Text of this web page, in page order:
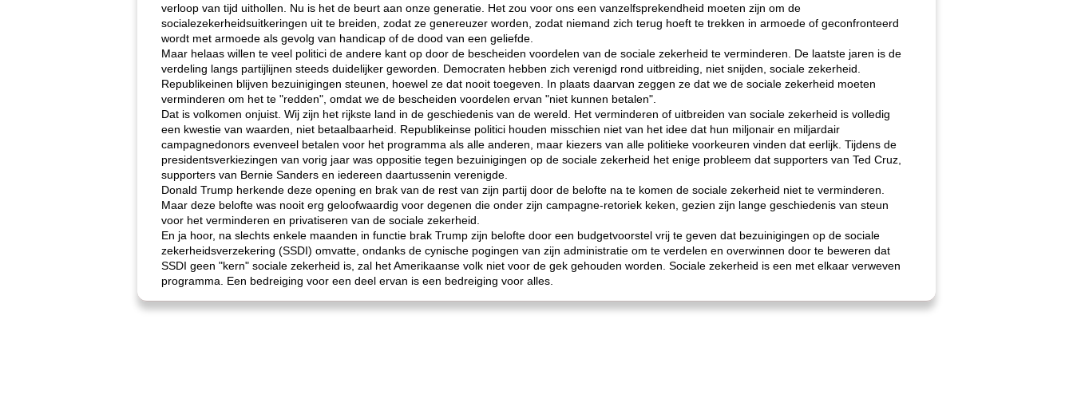
verloop van tijd uithollen. Nu is het de beurt aan onze generatie. Het zou voor ons een vanzelfsprekendheid moeten zijn om de
socialezekerheidsuitkeringen uit te breiden, zodat ze genereuzer worden, zodat niemand zich terug hoeft te trekken in armoede of geconfronteerd
wordt met armoede als gevolg van handicap of de dood van een geliefde.
Maar helaas willen te veel politici de andere kant op door de bescheiden voordelen van de sociale zekerheid te verminderen. De laatste jaren is de
verdeling langs partijlijnen steeds duidelijker geworden. Democraten hebben zich verenigd rond uitbreiding, niet snijden, sociale zekerheid.
Republikeinen blijven bezuinigingen steunen, hoewel ze dat nooit toegeven. In plaats daarvan zeggen ze dat we de sociale zekerheid moeten
verminderen om het te "redden", omdat we de bescheiden voordelen ervan "niet kunnen betalen".
Dat is volkomen onjuist. Wij zijn het rijkste land in de geschiedenis van de wereld. Het verminderen of uitbreiden van sociale zekerheid is volledig
een kwestie van waarden, niet betaalbaarheid. Republikeinse politici houden misschien niet van het idee dat hun miljonair en miljardair
campagnedonors evenveel betalen voor het programma als alle anderen, maar kiezers van alle politieke voorkeuren vinden dat eerlijk. Tijdens de
presidentsverkiezingen van vorig jaar was oppositie tegen bezuinigingen op de sociale zekerheid het enige probleem dat supporters van Ted Cruz,
supporters van Bernie Sanders en iedereen daartussenin verenigde.
Donald Trump herkende deze opening en brak van de rest van zijn partij door de belofte na te komen de sociale zekerheid niet te verminderen.
Maar deze belofte was nooit erg geloofwaardig voor degenen die onder zijn campagne-retoriek keken, gezien zijn lange geschiedenis van steun
voor het verminderen en privatiseren van de sociale zekerheid.
En ja hoor, na slechts enkele maanden in functie brak Trump zijn belofte door een budgetvoorstel vrij te geven dat bezuinigingen op de sociale
zekerheidsverzekering (SSDI) omvatte, ondanks de cynische pogingen van zijn administratie om te verdelen en overwinnen door te beweren dat
SSDI geen "kern" sociale zekerheid is, zal het Amerikaanse volk niet voor de gek gehouden worden. Sociale zekerheid is een met elkaar verweven
programma. Een bedreiging voor een deel ervan is een bedreiging voor alles.